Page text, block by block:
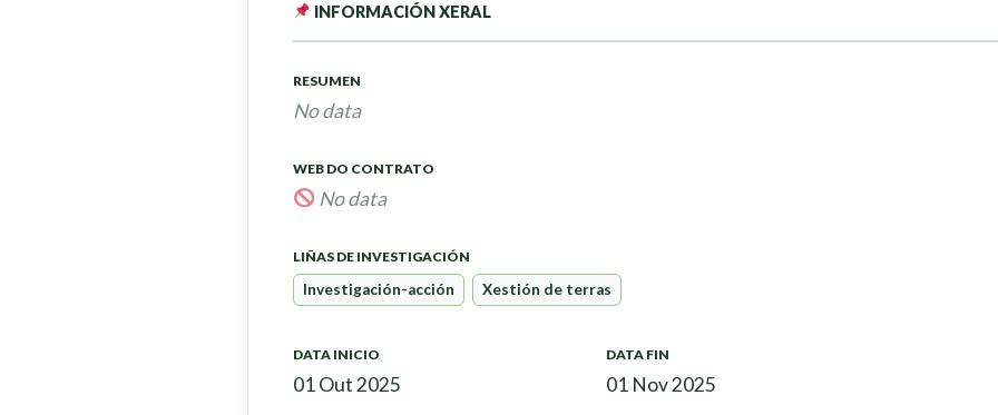
INFORMACIÓN XERAL
RESUMEN
No data
WEB DO CONTRATO
No data
LIÑAS DE INVESTIGACIÓN
Investigación-acción Xestión de terras
DATA INICIO
01 Out 2025
DATA FIN
01 Nov 2025